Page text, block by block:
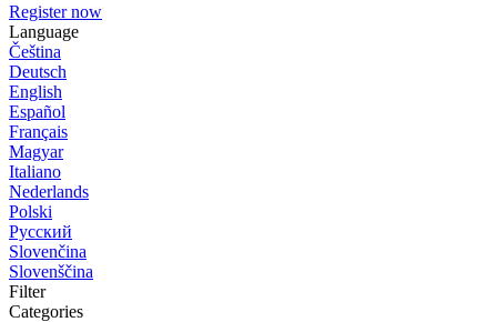
Register now
Language
Čeština
Deutsch
English
Español
Français
Magyar
Italiano
Nederlands
Polski
Русский
Slovenčina
Slovenščina
Filter
Categories